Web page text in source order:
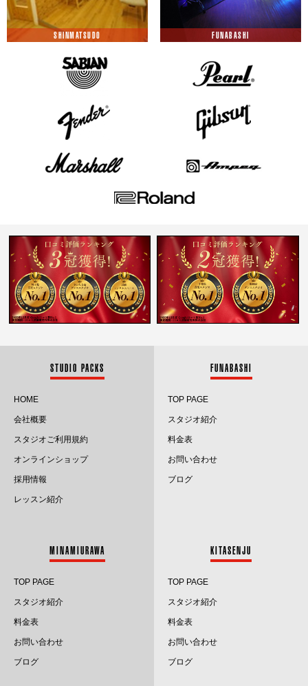
SHINMATSUDO FUNABASHI
STUDIO PACKS
HOME
会社概要
スタジオご利用規約
オンラインショップ
採用情報
レッスン紹介
FUNABASHI
TOP PAGE
スタジオ紹介
料金表
お問い合わせ
ブログ
MINAMIURAWA
TOP PAGE
スタジオ紹介
料金表
お問い合わせ
ブログ
KITASENJU
TOP PAGE
スタジオ紹介
料金表
お問い合わせ
ブログ